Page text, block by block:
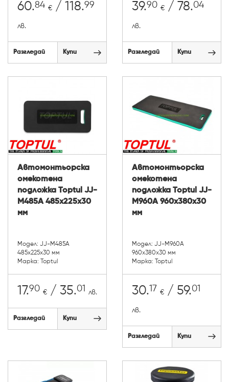
60.84 € / 118.99
лв.
Разгледай Купи
39.90 € / 78.04
лв.
Разгледай Купи
Автомонтьорска
омекотена
подложка Toptul JJ-
M485A 485x225x30
мм
Модел: JJ-M485A
485x225x30 мм
Марка: Toptul
17.90 € / 35.01 лв.
Разгледай Купи
Автомонтьорска
омекотена
подложка Toptul JJ-
M960A 960x380x30
мм
Модел: JJ-M960A
960x380x30 мм
Марка: Toptul
30.17 € / 59.01
лв.
Разгледай Купи